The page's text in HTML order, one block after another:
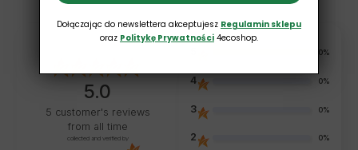
5.0
5 customer's reviews
from all time
collected and verified by
100%
4 0%
3 0%
2 0%
Dołączając do newslettera akceptujesz Regulamin sklepu
oraz Politykę Prywatności 4ecoshop.